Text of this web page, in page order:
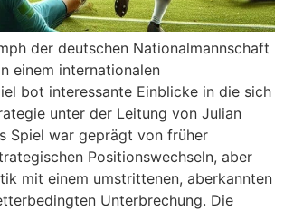
der deutschen Nationalmannschaft
einem internationalen
bot interessante Einblicke in die sich
unter der Leitung von Julian
Spiel war geprägt von früher
Positionswechseln, aber
mit einem umstrittenen, aberkannten
Unterbrechung. Die